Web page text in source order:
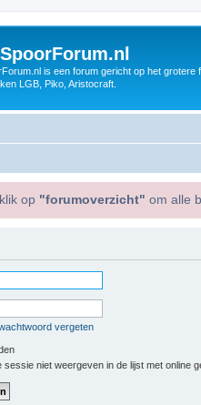
is een forum gericht op het
LGB, Piko, Aristocraft.
op "forumoverzicht" om alle
vergeten
sessie niet weergeven in de lijst met online